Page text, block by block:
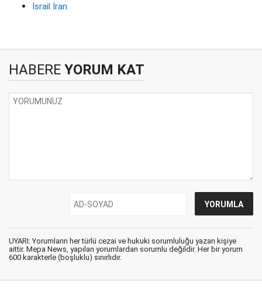
İsrail İran
HABERE YORUM KAT
UYARI: Yorumların her türlü cezai ve hukuki sorumluluğu yazan kişiye
aittir. Mepa News, yapılan yorumlardan sorumlu değildir. Her bir yorum
600 karakterle (boşluklu) sınırlıdır.